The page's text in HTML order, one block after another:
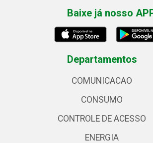
Baixe já nosso
Departamentos
COMUNICACAO
CONSUMO
CONTROLE DE ACESSO
ENERGIA